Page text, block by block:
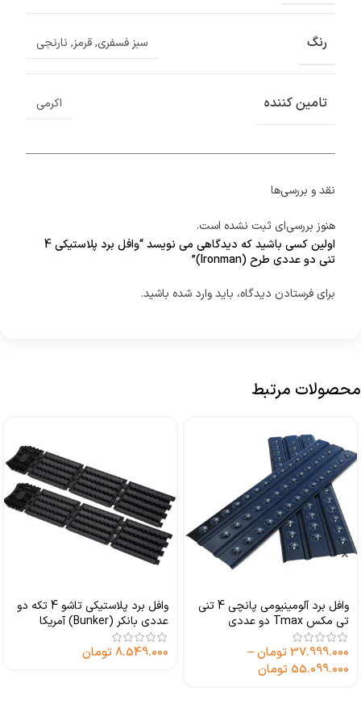
رنگ سبز فسفری,قرمز, نارنجی
تامین کننده اکرمی
نقد و بررسی‌ها
هنوز بررسی‌ای ثبت نشده است.
اولین کسی باشید که دیدگاهی می نویسد “وافل برد پلاستیکی 4
تنی دو عددی طرح (Ironman)”
برای فرستادن دیدگاه، بایدوارد شده باشید.
محصولات مرتبط
وافل برد آلومینیومی پانچی 4 تنی
تی مکس Tmax دو عددی
37.999.000تومان–
55.099.000 تومان
وافل برد پلاستیکی تاشو 4 تکه دو
عددی بانکر (Bunker) آمریکا
8.549.000تومان